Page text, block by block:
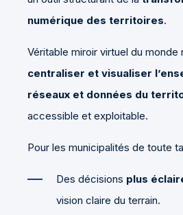
numérique des territoires.
Véritable miroir virtuel du monde
centraliser et visualiser
réseaux et données du
accessible et exploitable.
Pour les municipalités de toute
Des décisions plus
vision claire du terrain.